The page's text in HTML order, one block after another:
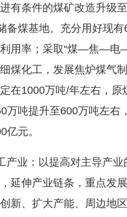
有条件的煤矿改造升级
备煤基地。充分用好现
利用率；采取“煤—焦—
煤化工，发展焦炉煤气
在1000万吨/年左右，
万吨提升至600万吨左
亿元。
：以提高对主导产业
延伸产业链条，重点发
新、扩大产能、周边地